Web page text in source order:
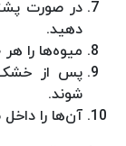
دهید.
میوه‌ها را هر ۳۰ تا ۶۰ دقیقه بررسی و جابه‌جا کنید.
پس از خشک
شوند.
آن‌ها را